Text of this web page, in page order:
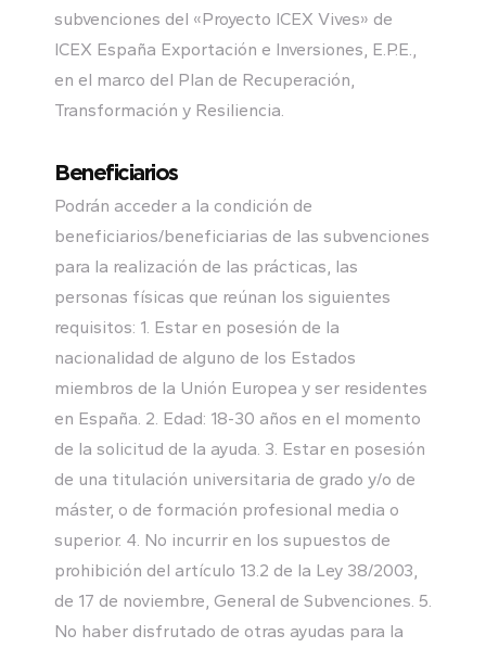
subvenciones del «Proyecto ICEX Vives» de
ICEX España Exportación e Inversiones, E.P.E.,
en el marco del Plan de Recuperación,
Transformación y Resiliencia.
Beneficiarios
Podrán acceder a la condición de
beneficiarios/beneficiarias de las subvenciones
para la realización de las prácticas, las
personas físicas que reúnan los siguientes
requisitos: 1. Estar en posesión de la
nacionalidad de alguno de los Estados
miembros de la Unión Europea y ser residentes
en España. 2. Edad: 18-30 años en el momento
de la solicitud de la ayuda. 3. Estar en posesión
de una titulación universitaria de grado y/o de
máster, o de formación profesional media o
superior. 4. No incurrir en los supuestos de
prohibición del artículo 13.2 de la Ley 38/2003,
de 17 de noviembre, General de Subvenciones. 5.
No haber disfrutado de otras ayudas para la